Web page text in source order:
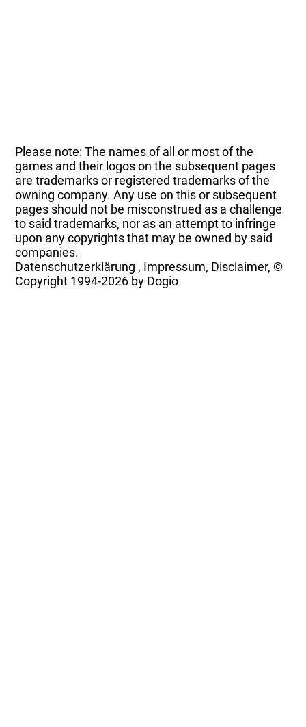
Please note: The names of all or most of the
games and their logos on the subsequent pages
are trademarks or registered trademarks of the
owning company. Any use on this or subsequent
pages should not be misconstrued as a challenge
to said trademarks, nor as an attempt to infringe
upon any copyrights that may be owned by said
companies.
Datenschutzerklärung , Impressum, Disclaimer, ©
Copyright 1994-2026 by Dogio